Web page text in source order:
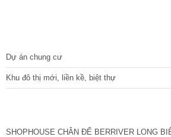
Dự án chung cư
Khu đô thị mới, liền kề, biệt thự
SHOPHOUSE CHÂN ĐẾ BERRIVER LONG